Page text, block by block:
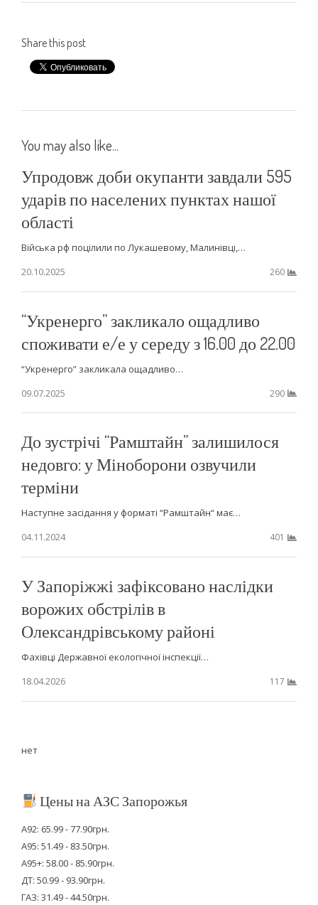
Share this post
You may also like...
Упродовж доби окупанти завдали 595
ударів по населених пунктах нашої
області
Війська рф поцілили по Лукашевому, Малинівці,…
20.10.2025
260
“Укренерго” закликало ощадливо
споживати е/е у середу з 16.00 до 22.00
“Укренерго” закликала ощадливо…
09.07.2025
290
До зустрічі “Рамштайн” залишилося
недовго: у Міноборони озвучили
терміни
Наступне засідання у форматі “Рамштайн“ має…
04.11.2024
401
У Запоріжжі зафіксовано наслідки
ворожих обстрілів в
Олександрівському районі
Фахівці Державної екологічної інспекції…
18.04.2026
117
нет
Цены на АЗС Запорожья
А92: 65.99 - 77.90грн.
А95: 51.49 - 83.50грн.
А95+: 58.00 - 85.90грн.
ДТ: 50.99 - 93.90грн.
ГАЗ: 31.49 - 44.50грн.